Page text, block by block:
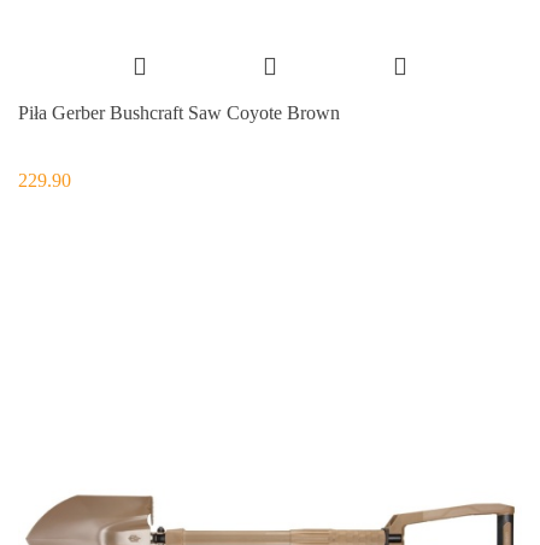
Piła Gerber Bushcraft Saw Coyote Brown
229.90